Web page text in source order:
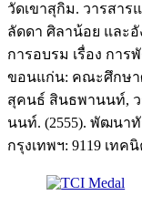
วัดเขาสุกิม. วารสาร
ลัดดา ศิลาน้อย และอั
การอบรม เรื่อง การ
ขอนแก่น: คณะศึกษา
สุคนธ์ สินธพานนท์,
นนท์. (2555). พัฒนา
กรุงเทพฯ: 9119 เทค